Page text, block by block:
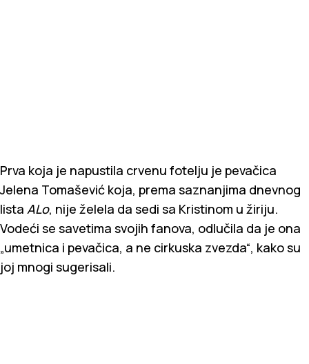
Prva koja je napustila crvenu fotelju je pevačica
Jelena Tomašević koja, prema saznanjima dnevnog
lista ALo, nije želela da sedi sa Kristinom u žiriju.
Vodeći se savetima svojih fanova, odlučila da je ona
„umetnica i pevačica, a ne cirkuska zvezda“, kako su
joj mnogi sugerisali.